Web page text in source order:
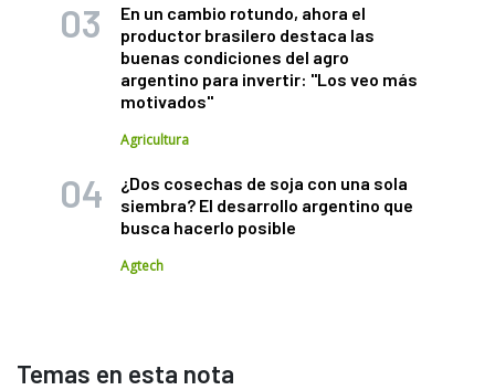
En un cambio rotundo, ahora el
productor brasilero destaca las
buenas condiciones del agro
argentino para invertir: "Los veo más
motivados"
Agricultura
¿Dos cosechas de soja con una sola
siembra? El desarrollo argentino que
busca hacerlo posible
Agtech
Temas en esta nota